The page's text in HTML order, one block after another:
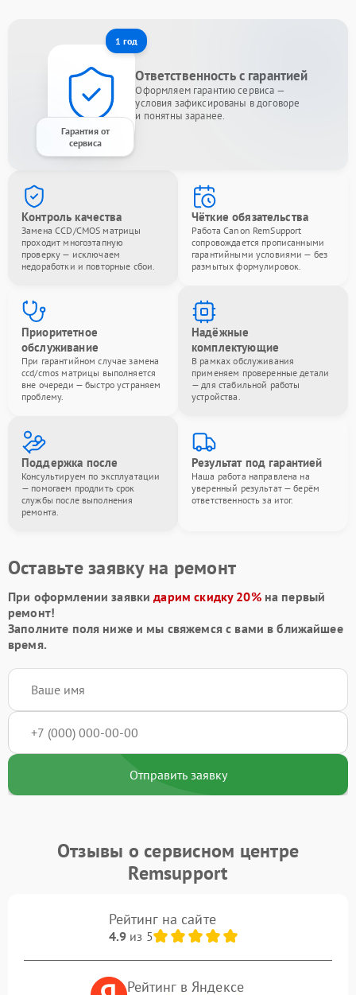
1 год
Гарантия от
сервиса
Ответственность с гарантией
Оформляем гарантию сервиса —
условия зафиксированы в договоре
и понятны заранее.
Контроль качества
Замена CCD/CMOS матрицы
проходит многоэтапную
проверку — исключаем
недоработки и повторные сбои.
Чёткие обязательства
Работа Canon RemSupport
сопровождается прописанными
гарантийными условиями — без
размытых формулировок.
Приоритетное
обслуживание
При гарантийном случае замена
ccd/cmos матрицы выполняется
вне очереди — быстро устраняем
проблему.
Надёжные
комплектующие
В рамках обслуживания
применяем проверенные детали
— для стабильной работы
устройства.
Поддержка после
Консультируем по эксплуатации
— помогаем продлить срок
службы после выполнения
ремонта.
Результат под гарантией
Наша работа направлена на
уверенный результат — берём
ответственность за итог.
Оставьте заявку на ремонт
При оформлении заявкидарим скидку 20%на первый
ремонт!
Заполните поля ниже и мы свяжемся с вами в ближайшее
время.
Отправить заявку
Отзывы о сервисном центре
Remsupport
Рейтинг на сайте
4.9из 5
Рейтинг в Яндексе